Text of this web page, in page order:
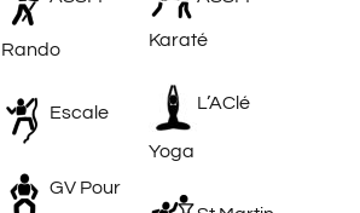
Rando
Escale
GV Pour
Karaté
L’AClé
Yoga